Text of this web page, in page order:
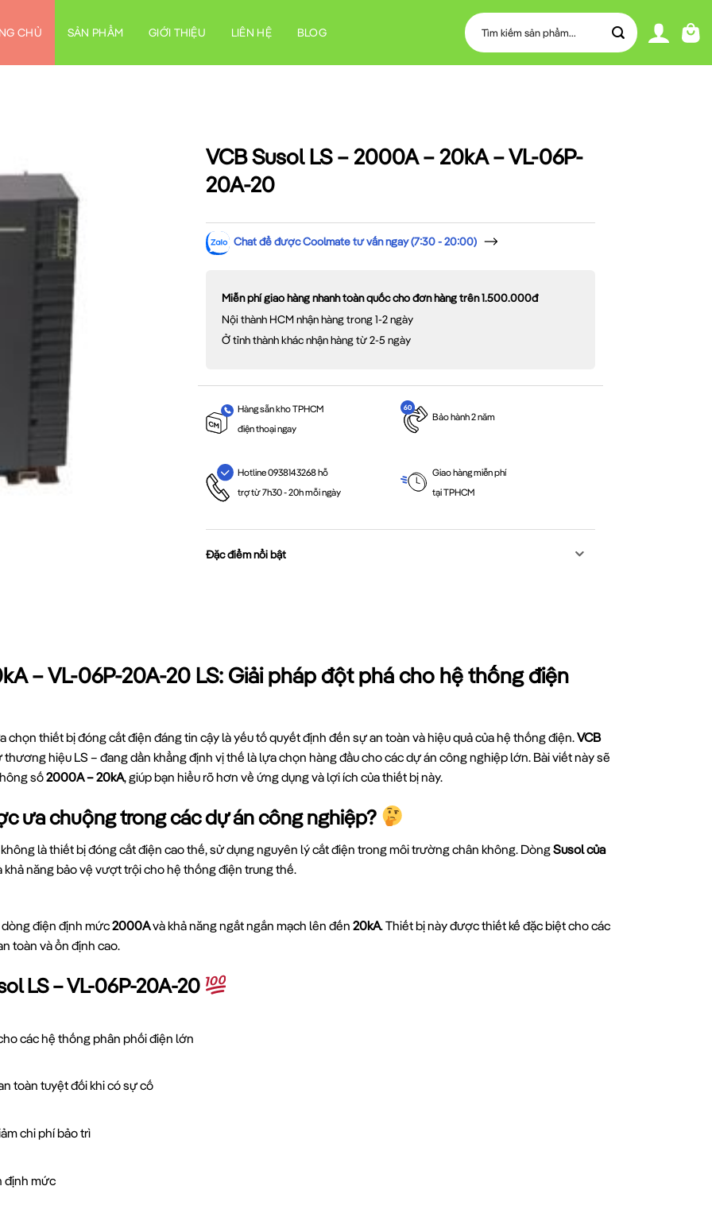
CHỦ SẢN PHẨM GIỚI THIỆU LIÊN HỆ BLOG
Tìm
kiếm:
VCB Susol LS – 2000A – 20kA – VL-06P-
20A-20
Chat để được Coolmate tư vấn ngay (7:30 - 20:00)
Miễn phí giao hàng nhanh toàn quốc cho đơn hàng trên 1.500.000đ
Nội thành HCM nhận hàng trong 1-2 ngày
Ở tỉnh thành khác nhận hàng từ 2-5 ngày
Hàng sẵn kho TPHCM
điện thoại ngay
Bảo hành 2 năm
Hotline 0938143268 hỗ
trợ từ 7h30 - 20h mỗi ngày
Giao hàng miễn phí
tại TPHCM
Đặc điểm nổi bật
– VL-06P-20A-20 LS: Giải pháp đột phá cho hệ thống điện
chọn thiết bị đóng cắt điện đáng tin cậy là yếu tố quyết định đến sự an toàn và hiệu quả của hệ thống điện.VCB
hiệu LS – đang dần khẳng định vị thế là lựa chọn hàng đầu cho các dự án công nghiệp lớn. Bài viết này sẽ
số2000A – 20kA, giúp bạn hiểu rõ hơn về ứng dụng và lợi ích của thiết bị này.
ưa chuộng trong các dự án công nghiệp?
là thiết bị đóng cắt điện cao thế, sử dụng nguyên lý cắt điện trong môi trường chân không. DòngSusol của
năng bảo vệ vượt trội cho hệ thống điện trung thế.
điện định mức2000Avà khả năng ngắt ngắn mạch lên đến 20kA. Thiết bị này được thiết kế đặc biệt cho các
toàn và ổn định cao.
LS – VL-06P-20A-20
các hệ thống phân phối điện lớn
toàn tuyệt đối khi có sự cố
chi phí bảo trì
định mức